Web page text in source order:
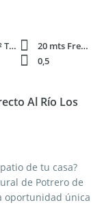
1.359 m² Total
20 mts Frente
0,5
Al Río Los
de tu casa?
de Potrero de
oportunidad única